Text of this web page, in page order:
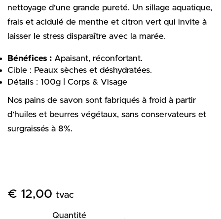
nettoyage d’une grande pureté. Un sillage aquatique,
frais et acidulé de menthe et citron vert qui invite à
laisser le stress disparaître avec la marée.
Bénéfices : Apaisant, réconfortant.
Cible : Peaux sèches et déshydratées.
Détails : 100g | Corps & Visage
Nos pains de savon sont fabriqués à froid à partir
d’huiles et beurres végétaux, sans conservateurs et
surgraissés à 8%.
€ 12,00 tvac